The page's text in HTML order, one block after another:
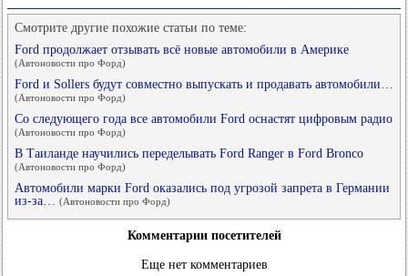
Смотрите другие похожие статьи по теме:
Ford продолжает отзывать всё новые автомобили в Америке
(Автоновости про Форд)
Ford и Sollers будут совместно выпускать и продавать автомобили…
(Автоновости про Форд)
Со следующего года все автомобили Ford оснастят цифровым радио
(Автоновости про Форд)
В Таиланде научились переделывать Ford Ranger в Ford Bronco
(Автоновости про Форд)
Автомобили марки Ford оказались под угрозой запрета в Германии
из-за… (Автоновости про Форд)
Комментарии посетителей
Еще нет комментариев